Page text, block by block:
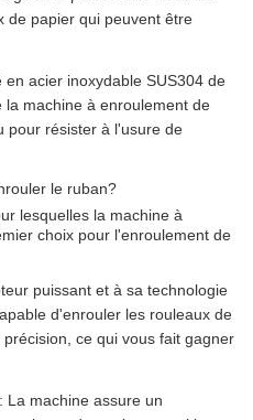
de papier qui peuvent être
en acier inoxydable SUS304 de
la machine à enroulement de
pour résister à l'usure de
le ruban?
lesquelles la machine à
choix pour l'enroulement de
puissant et à sa technologie
d'enrouler les rouleaux de
ce qui vous fait gagner
La machine assure un